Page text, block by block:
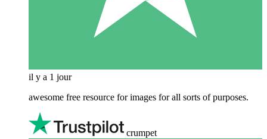
il y a 1 jour
awesome free resource for images for all sorts of purposes.
crumpet